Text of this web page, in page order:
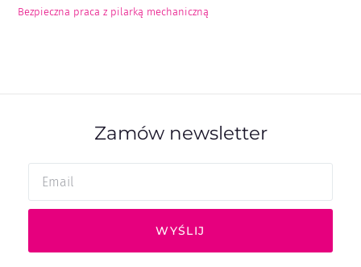
Bezpieczna praca z pilarką mechaniczną
Zamów newsletter
WYŚLIJ